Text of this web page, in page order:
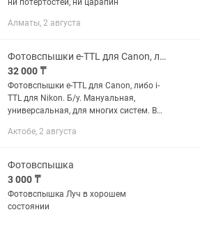
ни потертостей, ни царапин
Алматы, 2 августа
Фотовспышки e-TTL для Canon, либо i-TTL для Nikon. Б/у
32 000 ₸
Фотовспышки e-TTL для Canon, либо i-
TTL для Nikon. Б/у. Мануальная,
универсальная, для многих систем. В
оригинал Nikon. Цены разные.
Актобе, 2 августа
Фотовспышка
3 000 ₸
Фотовспышка Луч в хорошем
состоянии